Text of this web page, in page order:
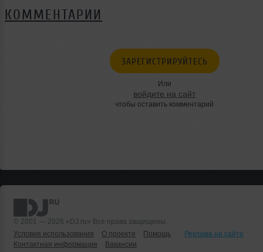
КОММЕНТАРИИ
ЗАРЕГИСТРИРУЙТЕСЬ
Или
войдите на сайт
чтобы оставить комментарий
© 2001 — 2026 «DJ.ru» Все права защищены.
Условия использования
О проекте Помощь
Реклама на сайте
Контактная информация
Вакансии